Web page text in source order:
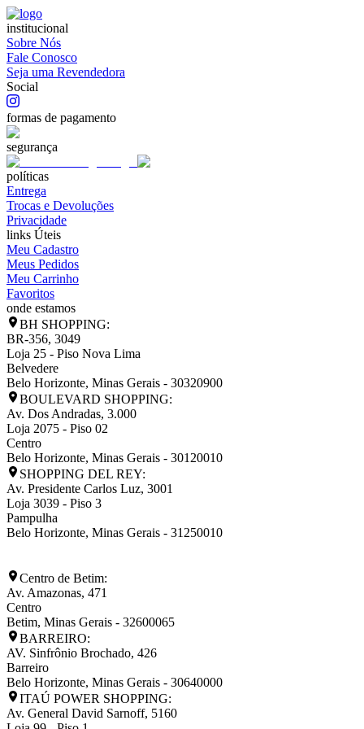
institucional
Sobre Nós
Fale Conosco
Seja uma Revendedora
Social
formas de pagamento
segurança
políticas
Entrega
Trocas e Devoluções
Privacidade
links Úteis
Meu Cadastro
Meus Pedidos
Meu Carrinho
Favoritos
onde estamos
BH SHOPPING:
BR-356, 3049
Loja 25 - Piso Nova Lima
Belvedere
Belo Horizonte, Minas Gerais - 30320900
BOULEVARD SHOPPING:
Av. Dos Andradas, 3.000
Loja 2075 - Piso 02
Centro
Belo Horizonte, Minas Gerais - 30120010
SHOPPING DEL REY:
Av. Presidente Carlos Luz, 3001
Loja 3039 - Piso 3
Pampulha
Belo Horizonte, Minas Gerais - 31250010
Centro de Betim:
Av. Amazonas, 471
Centro
Betim, Minas Gerais - 32600065
BARREIRO:
AV. Sinfrônio Brochado, 426
Barreiro
Belo Horizonte, Minas Gerais - 30640000
ITAÚ POWER SHOPPING:
Av. General David Sarnoff, 5160